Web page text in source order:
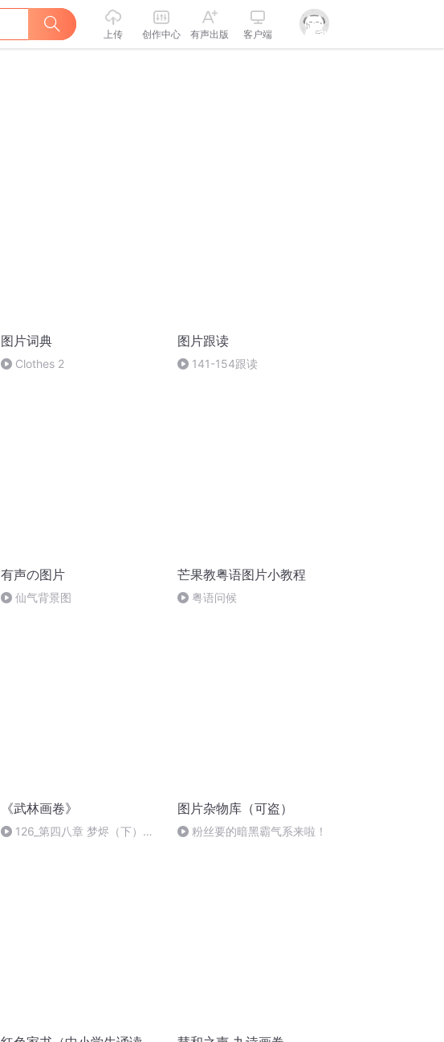
上传 创作中心 有声出版 客户端
图片词典
Clothes 2
图片跟读
141-154跟读
有声の图片
仙气背景图
芒果教粤语图片小教程
粤语问候
《武林画卷》
126_第四八章 梦烬（下）
图片杂物库（可盗）
粉丝要的暗黑霸气系来啦！